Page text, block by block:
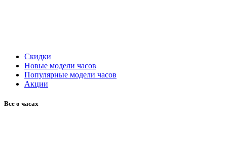
Скидки
Новые модели часов
Популярные модели часов
Акции
Все о часах